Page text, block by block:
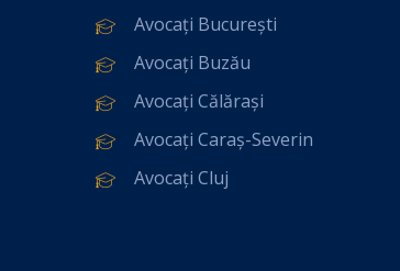
Avocați București
Avocați Buzău
Avocați Călărași
Avocați Caraș-Severin
Avocați Cluj